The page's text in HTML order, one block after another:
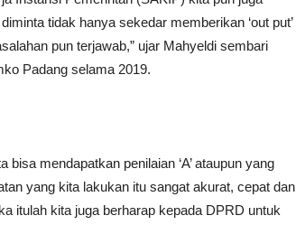
tidak hanya sekedar memberikan ‘out put’
pun terjawab,” ujar Mahyeldi sembari
Padang selama 2019.
mendapatkan penilaian ‘A’ ataupun yang
yang kita lakukan itu sangat akurat, cepat dan
itulah kita juga berharap kepada DPRD untuk